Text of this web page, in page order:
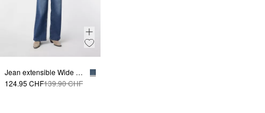
Jean extensible Wide Leg
124.95 CHF139.90 CHF